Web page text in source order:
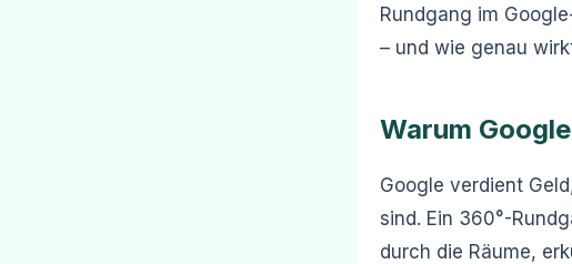
Rundgang im
– und wie genau
Warum
Google verdient
sind. Ein 360°-
durch die Räume,